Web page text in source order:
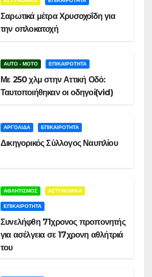
Σαρωτικά μέτρα Χρυσοχοΐδη για
την οπλοκατοχή
AUTO - MOTO ΕΠΙΚΑΙΡΟΤΗΤΑ
Με 250 χλμ στην Αττική Οδό:
Ταυτοποιήθηκαν οι οδηγοί(vid)
ΑΡΓΟΛΙΔΑ ΕΠΙΚΑΙΡΟΤΗΤΑ
Δικηγορικός Σύλλογος Ναυπλίου
ΑΘΛΗΤΙΣΜΟΣ ΑΣΤΥΝΟΜΙΚΑ
ΕΠΙΚΑΙΡΟΤΗΤΑ
Συνελήφθη 71χρονος προπονητής
για ασέλγεια σε 17χρονη αθλήτριά
του